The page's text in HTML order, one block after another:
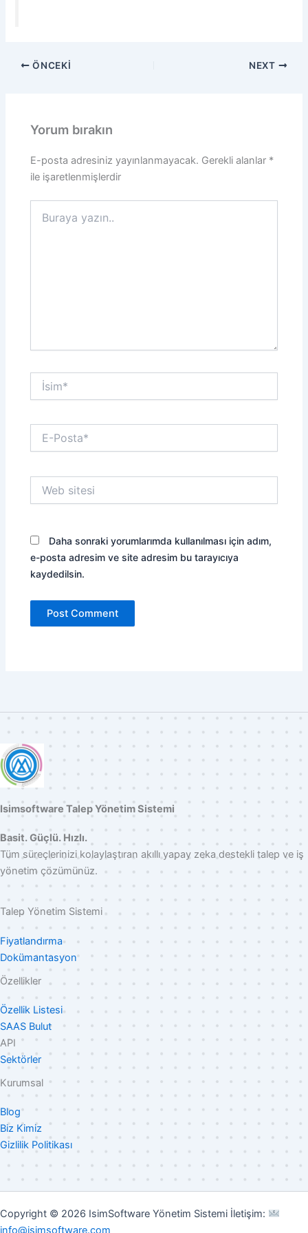
ÖNCEKI NEXT
Yorum bırakın
E-posta adresiniz yayınlanmayacak. Gerekli alanlar *
ile işaretlenmişlerdir
yazın..
İsim*
Posta*
sitesi
Daha sonraki yorumlarımda kullanılması için adım,
e-posta adresim ve site adresim bu tarayıcıya
kaydedilsin.
Isimsoftware Talep Yönetim Sistemi
Basit. Güçlü. Hızlı.
Tüm süreçlerinizi kolaylaştıran akıllı yapay zeka destekli talep ve iş
yönetim çözümünüz.
Talep Yönetim Sistemi
Fiyatlandırma
Dokümantasyon
Özellikler
Özellik Listesi
SAAS Bulut
API
Sektörler
Kurumsal
Blog
Biz Kimiz
Gizlilik Politikası
Copyright © 2026 IsimSoftware Yönetim Sistemi İletişim:
info@isimsoftware.com